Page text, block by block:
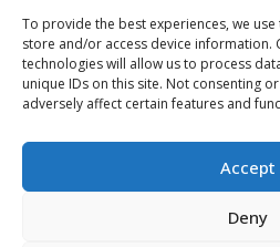
To provide the best experiences, we
store and/or access device information.
technologies will allow us to process
unique IDs on this site. Not consenting
adversely affect certain features and
Accept
Deny
Ruokailu
Nähtävyydet
Visit Tallinn
Ammattilaisille
Harju-, Rapla- &